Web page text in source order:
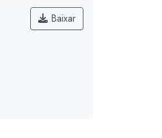
Baixar